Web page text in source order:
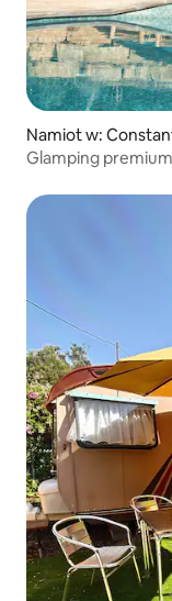
Namiot w:
Glamping